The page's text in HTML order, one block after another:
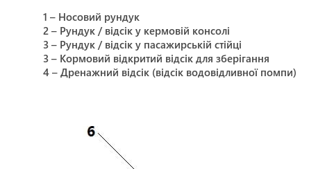
1 – Носовий рундук
2 – Рундук / відсік у кермовій консолі
3 – Рундук / відсік у пасажирській стійці
3 – Кормовий відкритий відсік для зберігання
4 – Дренажний відсік (відсік водовідливної помпи)